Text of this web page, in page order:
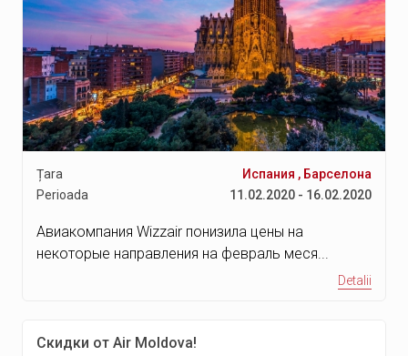
Țara Испания , Барселона
Perioada
11.02.2020 - 16.02.2020
Авиакомпания Wizzair понизила цены на
некоторые направления на февраль меся...
Detalii
Скидки от Air Moldova!